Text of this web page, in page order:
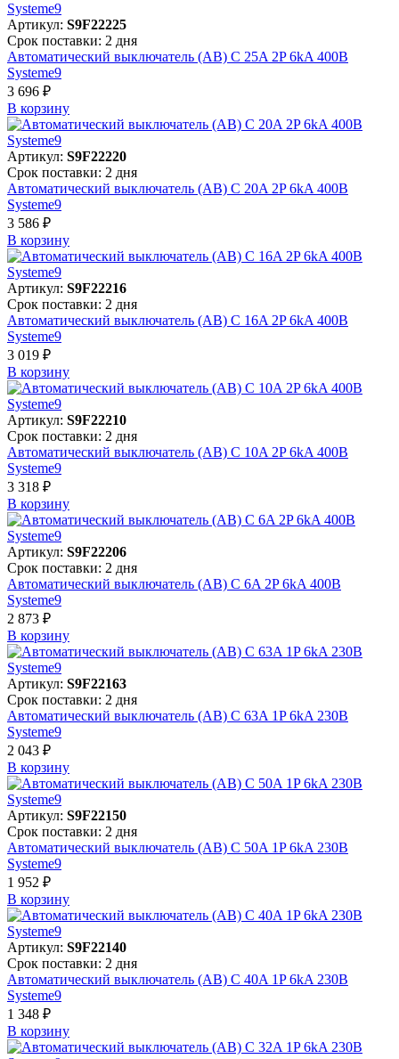
Артикул: S9F22225
Срок поставки: 2 дня
Автоматический выключатель (АВ) C 25A 2P 6kA 400В
Systeme9
3 696 ₽
В корзинy
Артикул: S9F22220
Срок поставки: 2 дня
Автоматический выключатель (АВ) C 20A 2P 6kA 400В
Systeme9
3 586 ₽
В корзинy
Артикул: S9F22216
Срок поставки: 2 дня
Автоматический выключатель (АВ) C 16A 2P 6kA 400В
Systeme9
3 019 ₽
В корзинy
Артикул: S9F22210
Срок поставки: 2 дня
Автоматический выключатель (АВ) C 10A 2P 6kA 400В
Systeme9
3 318 ₽
В корзинy
Артикул: S9F22206
Срок поставки: 2 дня
Автоматический выключатель (АВ) C 6A 2P 6kA 400В
Systeme9
2 873 ₽
В корзинy
Артикул: S9F22163
Срок поставки: 2 дня
Автоматический выключатель (АВ) C 63A 1P 6kA 230В
Systeme9
2 043 ₽
В корзинy
Артикул: S9F22150
Срок поставки: 2 дня
Автоматический выключатель (АВ) C 50A 1P 6kA 230В
Systeme9
1 952 ₽
В корзинy
Артикул: S9F22140
Срок поставки: 2 дня
Автоматический выключатель (АВ) C 40A 1P 6kA 230В
Systeme9
1 348 ₽
В корзинy